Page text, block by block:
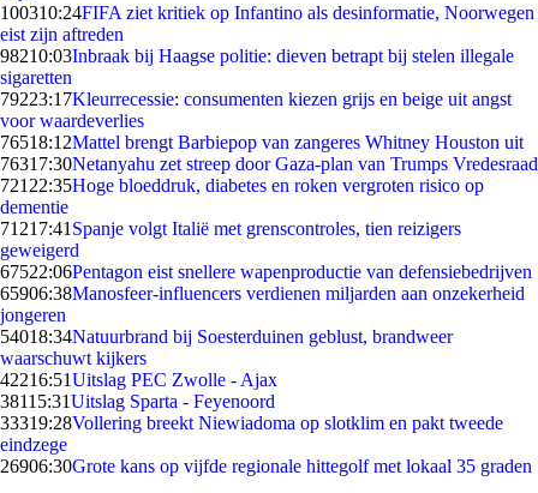
100310:24FIFA ziet kritiek op Infantino als desinformatie, Noorwegen
eist zijn aftreden
98210:03Inbraak bij Haagse politie: dieven betrapt bij stelen illegale
sigaretten
79223:17Kleurrecessie: consumenten kiezen grijs en beige uit angst
voor waardeverlies
76518:12Mattel brengt Barbiepop van zangeres Whitney Houston uit
76317:30Netanyahu zet streep door Gaza-plan van Trumps Vredesraad
721 22:35Hoge bloeddruk, diabetes en roken vergroten risico op
dementie
71217:41 Spanje volgt Italië met grenscontroles, tien reizigers
geweigerd
67522:06Pentagon eist snellere wapenproductie van defensiebedrijven
65906:38Manosfeer-influencers verdienen miljarden aan onzekerheid
jongeren
54018:34Natuurbrand bij Soesterduinen geblust, brandweer
waarschuwt kijkers
42216:51Uitslag PEC Zwolle - Ajax
38115:31Uitslag Sparta - Feyenoord
33319:28Vollering breekt Niewiadoma op slotklim en pakt tweede
eindzege
26906:30Grote kans op vijfde regionale hittegolf met lokaal 35 graden